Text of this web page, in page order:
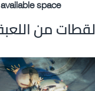
space
لقطات من